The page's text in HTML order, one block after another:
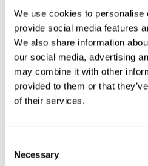
We use cookies to personalise
provide social media features
We also share information
our social media, advertising
may combine it with other
provided to them or that
of their services.
Selection
Necessary
Производитель: MSG
Запросить цену